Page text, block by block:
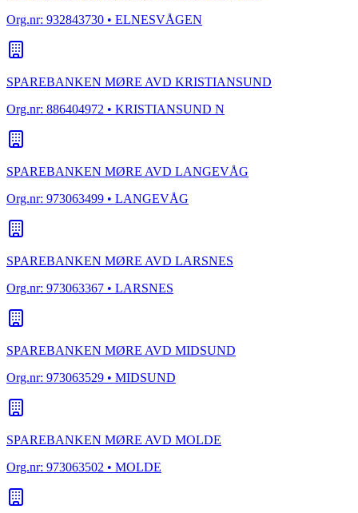
Org.nr: 932843730 • ELNESVÅGEN
SPAREBANKEN MØRE AVD KRISTIANSUND
Org.nr: 886404972 • KRISTIANSUND N
SPAREBANKEN MØRE AVD LANGEVÅG
Org.nr: 973063499 • LANGEVÅG
SPAREBANKEN MØRE AVD LARSNES
Org.nr: 973063367 • LARSNES
SPAREBANKEN MØRE AVD MIDSUND
Org.nr: 973063529 • MIDSUND
SPAREBANKEN MØRE AVD MOLDE
Org.nr: 973063502 • MOLDE